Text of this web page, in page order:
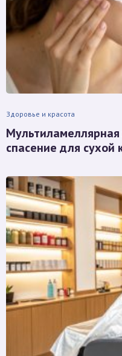
Здоровье и красота
Мультиламеллярная
спасение для